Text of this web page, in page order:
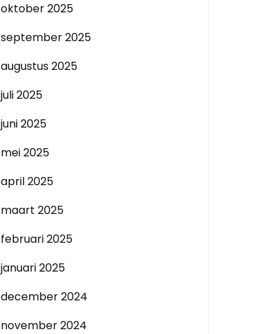
oktober 2025
september 2025
augustus 2025
juli 2025
juni 2025
mei 2025
april 2025
maart 2025
februari 2025
januari 2025
december 2024
november 2024